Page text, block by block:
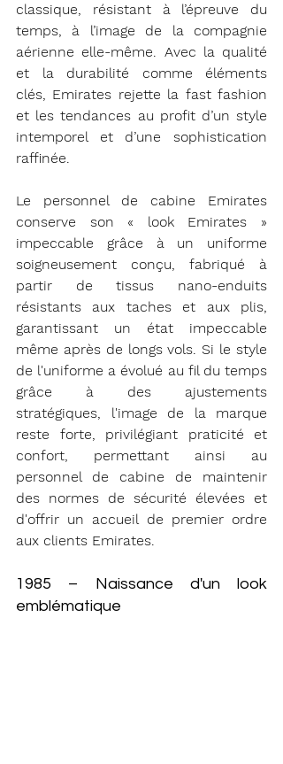
classique, résistant à l’épreuve du
temps, à l’image de la compagnie
aérienne elle-même. Avec la qualité
et la durabilité comme éléments
clés, Emirates rejette la fast fashion
et les tendances au profit d’un style
intemporel et d’une sophistication
raffinée.
Le personnel de cabine Emirates
conserve son « look Emirates »
impeccable grâce à un uniforme
soigneusement conçu, fabriqué à
partir de tissus nano-enduits
résistants aux taches et aux plis,
garantissant un état impeccable
même après de longs vols. Si le style
de l'uniforme a évolué au fil du temps
grâce à des ajustements
stratégiques, l'image de la marque
reste forte, privilégiant praticité et
confort, permettant ainsi au
personnel de cabine de maintenir
des normes de sécurité élevées et
d'offrir un accueil de premier ordre
aux clients Emirates.
1985 – Naissance d'un look
emblématique